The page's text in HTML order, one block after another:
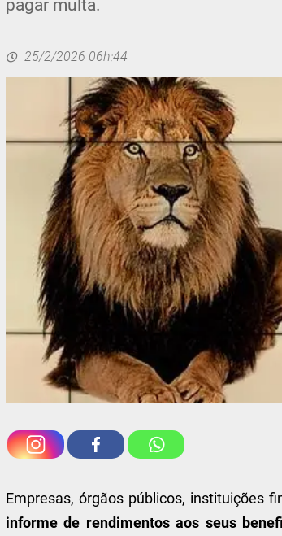
pagar multa.
25/2/2026 06h:44
Empresas, órgãos públicos, instituições
informe de rendimentos aos seus